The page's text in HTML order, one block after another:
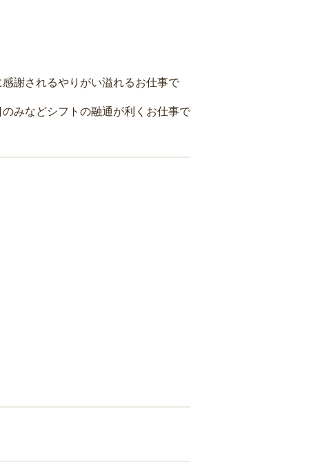
謝されるやりがい溢れるお仕事で
みなどシフトの融通が利くお仕事で